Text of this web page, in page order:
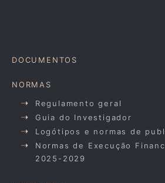
DOCUMENTOS
NORMAS
Regulamento geral
Guia do Investigador
Logótipos e normas de
Normas de Execução
2025-2029